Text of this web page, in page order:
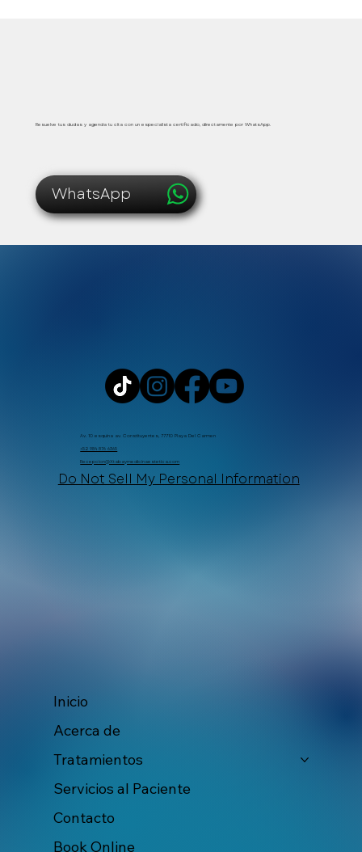
Resuelve tus dudas y agenda tu cita con un especialista certificado, directamente por WhatsApp.
WhatsApp
Av. 10 esquina av. Constituyentes, 77710 Playa Del Carmen
+52 984 876 6365
Recepcion@Xtabaymedicinaestetica.com
Do Not Sell My Personal Information
Inicio
Acerca de
Tratamientos
Servicios al Paciente
Contacto
Book Online